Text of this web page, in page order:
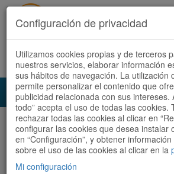
Acceder Registrate ahora
Audioruta Todas las rutas
Todas las rutas
Configuración de privacidad
Utilizamos cookies propias y de terceros
nuestros servicios, elaborar información
sus hábitos de navegación. La utilización
permite personalizar el contenido que
publicidad relacionada con sus intereses.
todo” acepta el uso de todas las cookies.
rechazar todas las cookies al clicar en
configurar las cookies que desea instalar
en “Configuración”, y obtener
sobre el uso de las cookies al clicar en la
Mi configuración